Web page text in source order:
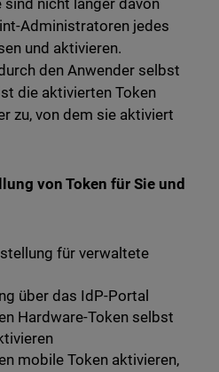
Administratoren jedes
und aktivieren.
den Anwender selbst
die aktivierten Token
zu, von dem sie aktiviert
von Token für Sie und
für verwaltete
über das IdP-Portal
Hardware-Token selbst
mobile Token aktivieren,